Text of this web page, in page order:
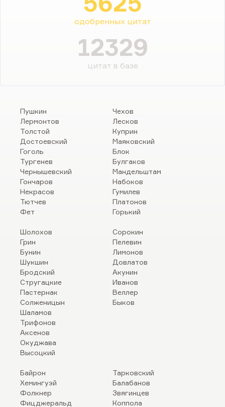
одобренных цитат
12329
цитат в базе
Пушкин
Лермонтов
Толстой
Достоевский
Гоголь
Тургенев
Чернышевский
Гончаров
Некрасов
Тютчев
Фет
Чехов
Лесков
Куприн
Маяковский
Блок
Булгаков
Мандельштам
Набоков
Гумилев
Платонов
Горький
Шолохов
Грин
Бунин
Шукшин
Бродский
Стругацкие
Пастернак
Солженицын
Шаламов
Трифонов
Аксенов
Окуджава
Высоцкий
Сорокин
Пелевин
Лимонов
Довлатов
Акунин
Иванов
Веллер
Быков
Байрон
Хемингуэй
Фолкнер
Фицджеральд
Тарковский
Балабанов
Звягинцев
Коппола